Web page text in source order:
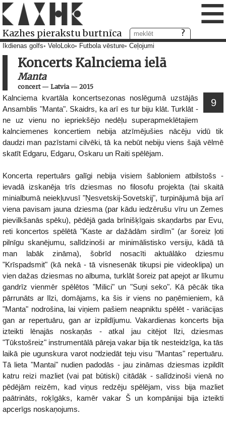
Kazhes pierakstu burtnīca ≡
Ikdienas golfs VeloLoko Futbola vēsture Ceļojumi
Koncerts Kalnciema ielā
Manta
concert— Latvia— 2015
9
Kalnciema kvartāla koncertsezonas noslēgumā uzstājās
Ansamblis "Manta". Skaidrs, ka arī es tur biju klāt. Turklāt -
ne uz vienu no iepriekšējo nedēļu superapmeklētajiem
kalnciemenes koncertiem nebija atzīmējušies nācēju vidū tik
daudzi man pazīstami cilvēki, tā ka nebūt nebiju viens šajā vēlmē
skatīt Edgaru, Edgaru, Oskaru un Raiti spēlējam.
Koncerta repertuārs galīgi nebija visiem šabloniem atbilstošs -
ievadā izskanēja trīs dziesmas no filosofu projekta (tai skaitā
minialbumā neiekļuvusī "Ņesvetskij-Sovetskij", turpinājumā bija arī
viena pavisam jauna dziesma (par kādu iedzērušu vīru un Zemes
pievilkšanās spēku), pēdējā gada brīnišķīgais skaņdarbs par Evu,
reti koncertos spēlētā "Kaste ar dažādām sirdīm" (ar šoreiz ļoti
pilnīgu skanējumu, salīdzinoši ar minimālistisko versiju, kādā tā
man labāk zināma), šobrīd nosacīti aktuālāko dziesmu
"Krīspadsmit" (kā nekā - tā visnesenāk tikupsi pie videoklipa) un
vien dažas dziesmas no albuma, turklāt šoreiz pat apejot ar līkumu
gandrīz vienmēr spēlētos "Milici" un "Suņi seko". Kā pēcāk tika
pārrunāts ar Ilzi, domājams, ka šis ir viens no paņēmieniem, kā
"Manta" nodrošina, lai viņiem pašiem neapniktu spēlēt - variācijas
gan ar repertuāru, gan ar izpildījumu. Vakardienas koncerts bija
izteikti lēnajās noskaņās - atkal jau citējot Ilzi, dziesmas
"Tūkstošreiz" instrumentālā pāreja vakar bija tik nesteidzīga, ka tās
laikā pie ugunskura varot nodziedāt teju visu "Mantas" repertuāru.
Tā lieta "Mantai" nudien padodās - jau zināmas dziesmas izpildīt
katru reizi mazliet (vai pat būtiski) citādāk - salīdzinoši vienā no
pēdējām reizēm, kad viņus redzēju spēlējam, viss bija mazliet
paātrināts, roķīgāks, kamēr vakar Š un kompānijai bija izteikti
apcerīgs noskaņojums.